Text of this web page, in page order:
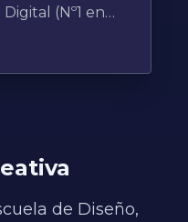
(Nº1 en
Creative Schools
pionero en la
sesiones
amplia de la
de Diseño,